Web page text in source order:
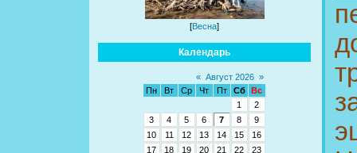
[Весна]
Календарь
« Август 2026 »
Пн
Вт Ср Чт Пт Сб
Вс
1
2
3
4 5 6 7 8
9
10
11 12 13 14 15
16
17
18 19 20 21 22
23